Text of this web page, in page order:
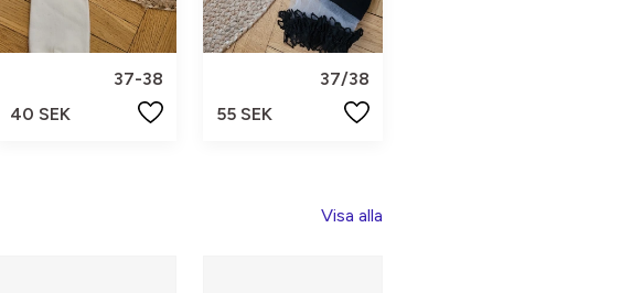
37-38
40 SEK
37/38
55 SEK
Visa alla